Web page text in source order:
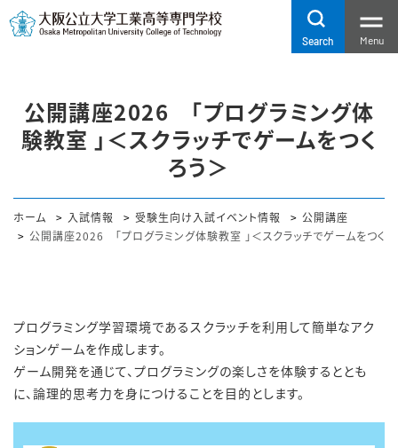
Search Menu
公開講座2026 「プログラミング体
験教室 」＜スクラッチでゲームをつく
ろう＞
ホーム 入試情報 受験生向け入試イベント情報
公開講座
公開講座2026 「プログラミング体験教室 」＜スクラッチでゲームをつく
プログラミング学習環境であるスクラッチを利用して簡単なアク
ションゲームを作成します。
ゲーム開発を通じて、プログラミングの楽しさを体験するととも
に、論理的思考力を身につけることを目的とします。